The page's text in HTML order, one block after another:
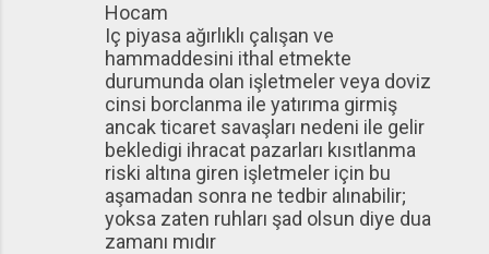
Hocam
Iç piyasa ağırlıklı çalışan ve
hammaddesini ithal etmekte
durumunda olan işletmeler veya doviz
cinsi borclanma ile yatırıma girmiş
ancak ticaret savaşları nedeni ile gelir
bekledigi ihracat pazarları kısıtlanma
riski altına giren işletmeler için bu
aşamadan sonra ne tedbir alınabilir;
yoksa zaten ruhları şad olsun diye dua
zamanı mıdır